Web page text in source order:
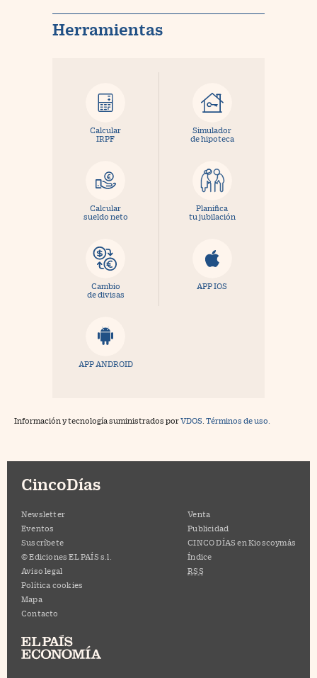
Herramientas
Calcular
IRPF
Simulador
de hipoteca
Calcular
sueldo neto
Planifica
tu jubilación
Cambio
de divisas
APP IOS
APP ANDROID
Información y tecnología suministrados porVDOS Términos de uso.
CincoDías
Newsletter
Eventos
Suscríbete
© Ediciones EL PAÍS s.l.
Aviso legal
Política cookies
Mapa
Contacto
Venta
Publicidad
CINCO DÍAS en Kioscoymás
Índice
RSS